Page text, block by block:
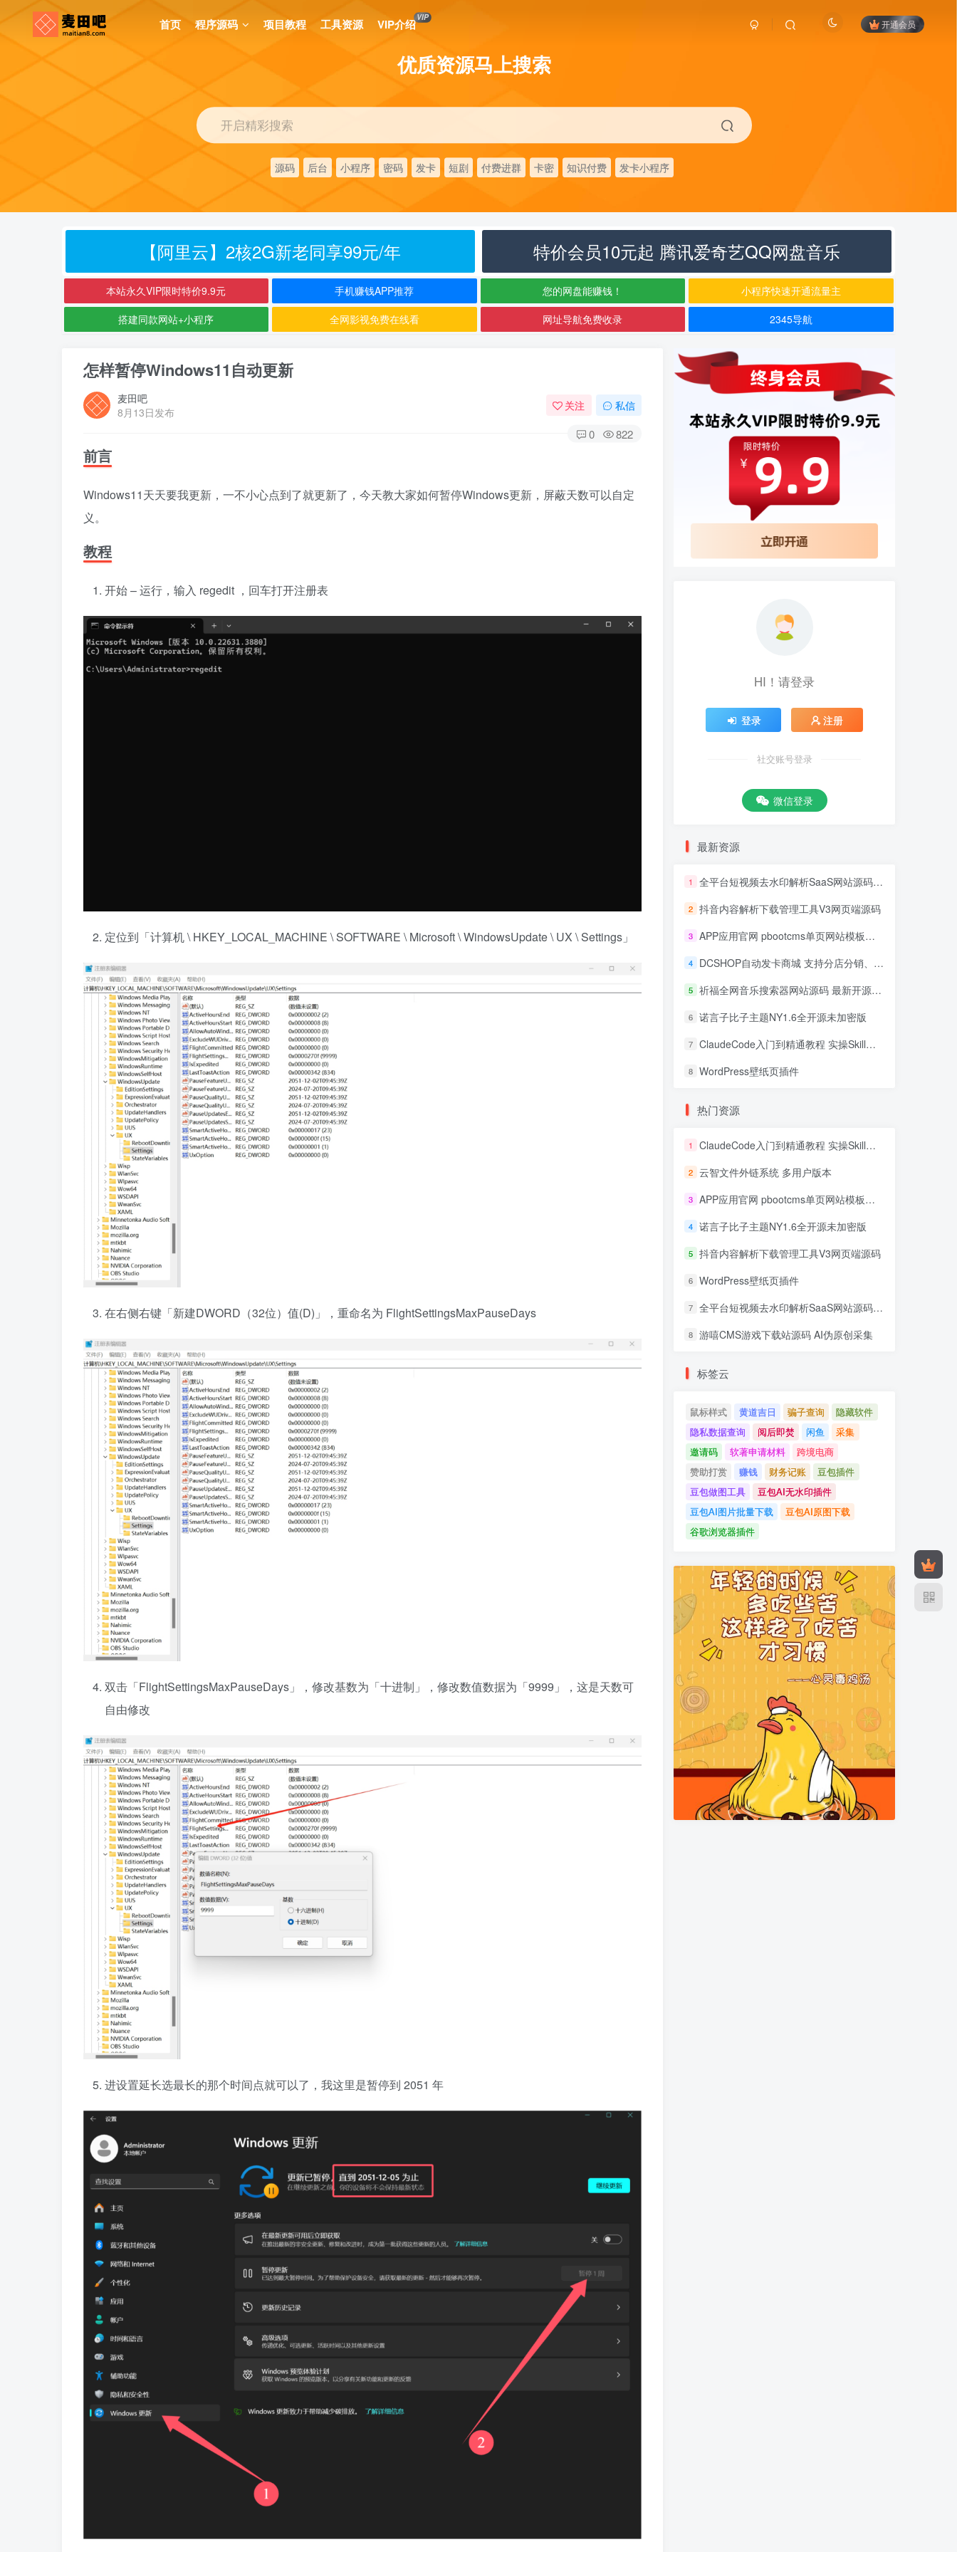
首页 程序源码 项目教程 工具资源 VIP介绍VIP
开通会员
优质资源马上搜索
开启精彩搜索
源码 后台 小程序 密码 发卡 短剧 付费进群 卡密 知识付费 发卡小程序
【阿里云】2核2G新老同享99元/年 特价会员10元起 腾讯爱奇艺QQ网盘音乐
本站永久VIP限时特价9.9元 手机赚钱APP推荐 您的网盘能赚钱！ 小程序快速开通流量主
搭建同款网站+小程序 全网影视免费在线看 网址导航免费收录 2345导航
怎样暂停Windows11自动更新
麦田吧
8月13日发布
关注 私信
0 822
前言
Windows11天天要我更新，一不小心点到了就更新了，今天教大家如何暂停Windows更新，屏蔽天数可以自定
义。
教程
开始 – 运行，输入 regedit ，回车打开注册表
定位到「计算机 \ HKEY_LOCAL_MACHINE \ SOFTWARE \ Microsoft \ WindowsUpdate \ UX \ Settings」
在右侧右键「新建DWORD（32位）值(D)」，重命名为 FlightSettingsMaxPauseDays
双击「FlightSettingsMaxPauseDays」，修改基数为「十进制」，修改数值数据为「9999」，这是天数可
自由修改
进设置延长选最长的那个时间点就可以了，我这里是暂停到 2051 年
HI！请登录
登录 注册
社交账号登录
微信登录
最新资源
1 全平台短视频去水印解析SaaS网站源码 去水印api总站开源版本
2 抖音内容解析下载管理工具V3网页端源码
3 APP应用官网 pbootcms单页网站模板源码
4 DCSHOP自动发卡商城 支持分店分销、实物发货、自带博客
5 祈福全网音乐搜索器网站源码 最新开源修复版
6 诺言子比子主题NY1.6全开源未加密版
7 ClaudeCode入门到精通教程 实操Skill开发+企业级插件
8 WordPress壁纸页插件
热门资源
1 ClaudeCode入门到精通教程 实操Skill开发+企业级插件
2 云智文件外链系统 多用户版本
3 APP应用官网 pbootcms单页网站模板源码
4 诺言子比子主题NY1.6全开源未加密版
5 抖音内容解析下载管理工具V3网页端源码
6 WordPress壁纸页插件
7 全平台短视频去水印解析SaaS网站源码 去水印api总站开源版本
8 游嘻CMS游戏下载站源码 AI伪原创采集
标签云
鼠标样式 黄道吉日 骗子查询
隐藏软件
隐私数据查询
阅后即焚 闲鱼
采集
邀请码
软著申请材料
跨境电商
赞助打赏
赚钱 财务记账
豆包插件
豆包做图工具
豆包AI无水印插件
豆包AI图片批量下载
豆包AI原图下载
谷歌浏览器插件